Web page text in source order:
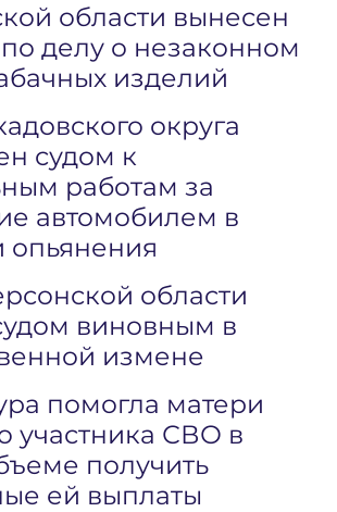
области вынесен
делу о незаконном
изделий
округа
судом к
работам за
автомобилем в
опьянения
области
виновным в
измене
помогла матери
участника СВО в
получить
ей выплаты